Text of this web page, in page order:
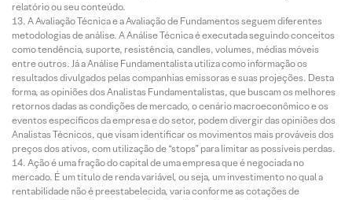
relatório ou seu conteúdo.
A Avaliação Técnica e a Avaliação de Fundamentos seguem diferentes
metodologias de análise. A Análise Técnica é executada seguindo conceitos
como tendência, suporte, resistência, candles, volumes, médias móveis
entre outros. Já a Análise Fundamentalista utiliza como informação os
resultados divulgados pelas companhias emissoras e suas projeções. Desta
forma, as opiniões dos Analistas Fundamentalistas, que buscam os melhores
retornos dadas as condições de mercado, o cenário macroeconômico e os
eventos específicos da empresa e do setor, podem divergir das opiniões dos
Analistas Técnicos, que visam identificar os movimentos mais prováveis dos
preços dos ativos, com utilização de “stops” para limitar as possíveis perdas.
Ação é uma fração do capital de uma empresa que é negociada no
mercado. É um título de renda variável, ou seja, um investimento no qual a
rentabilidade não é preestabelecida, varia conforme as cotações de